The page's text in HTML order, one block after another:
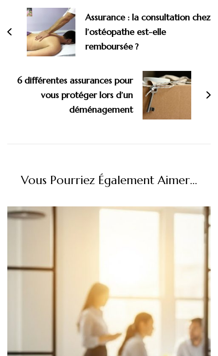
d'article
Assurance : la consultation chez
l’ostéopathe est-elle
remboursée ?
6 différentes assurances pour
vous protéger lors d’un
déménagement
Vous Pourriez Également Aimer...